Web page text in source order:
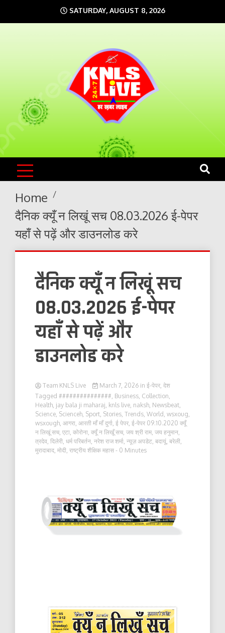
to
SATURDAY, AUGUST 8, 2026
KNLS LIVE
India`s No.1 News Portal
Home
दैनिक क्यूँ न लिखूं सच 08.03.2026 ई-पेपर
यहाँ से पढ़ें और डाउनलोड करे
दैनिक क्यूँ न लिखूं सच
08.03.2026 ई-पेपर
यहाँ से पढ़ें और
डाउनलोड करे
Team KNLS Live March 7, 2026 in ई-पेपर, देश
Tagged ###############, Business, Collection,
Health, jay bala ji maharaj, knls live, naksh, Newsbeat,
Science, Scienceh, Sport, Stories, Trends, World , wsxoug,
wsxough, आगरा, आरती माँ माँ दुर्गा, ई पेपर, ई-पेपर 09.10.2020 क्यूँ
न लिखूं सच, एटा, कोरोना, क्यूँ न लिखूँ सच, जय श्री राम, जय हनुमान,
त्रदेव, दिलेरी, धर्म परिबर्तन, नरेश राज शर्मा, न्यूज़ अपडेट, बदायूं, बरेली,
मुरादाबाद, मोदी, राष्ट्रीय शैक्षिक महास - 0 Minutes